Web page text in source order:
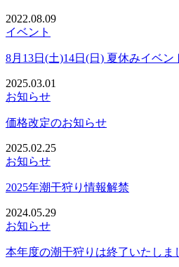
2022.08.09
イベント
8月13日(土)14日(日) 夏休みイベン
2025.03.01
お知らせ
価格改定のお知らせ
2025.02.25
お知らせ
2025年潮干狩り情報解禁
2024.05.29
お知らせ
本年度の潮干狩りは終了いたしま